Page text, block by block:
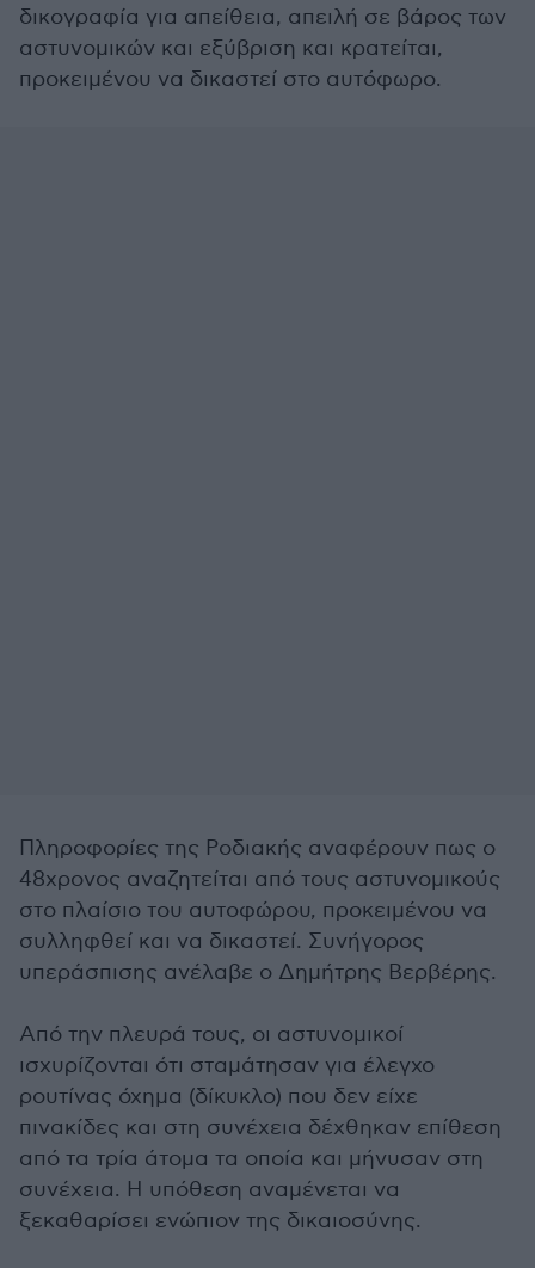
δικογραφία για απείθεια, απειλή σε βάρος των
αστυνομικών και εξύβριση και κρατείται,
προκειμένου να δικαστεί στο αυτόφωρο.
Πληροφορίες της Ροδιακής αναφέρουν πως ο
48χρονος αναζητείται από τους αστυνομικούς
στο πλαίσιο του αυτοφώρου, προκειμένου να
συλληφθεί και να δικαστεί. Συνήγορος
υπεράσπισης ανέλαβε ο Δημήτρης Βερβέρης.
Από την πλευρά τους, οι αστυνομικοί
ισχυρίζονται ότι σταμάτησαν για έλεγχο
ρουτίνας όχημα (δίκυκλο) που δεν είχε
πινακίδες και στη συνέχεια δέχθηκαν επίθεση
από τα τρία άτομα τα οποία και μήνυσαν στη
συνέχεια. Η υπόθεση αναμένεται να
ξεκαθαρίσει ενώπιον της δικαιοσύνης.